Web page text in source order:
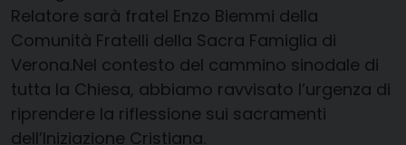
Relatore sarà fratel Enzo Biemmi della
Comunità Fratelli della Sacra Famiglia di
Verona.Nel contesto del cammino sinodale di
tutta la Chiesa, abbiamo ravvisato l’urgenza di
riprendere la riflessione sui sacramenti
dell’Iniziazione Cristiana.